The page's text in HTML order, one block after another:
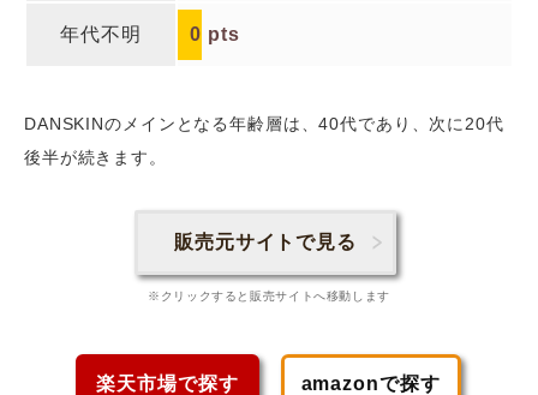
年代不明 0 pts
DANSKINのメインとなる年齢層は、40代であり、次に20代
後半が続きます。
販売元サイトで見る
※クリックすると販売サイトへ移動します
楽天市場で探す amazonで探す